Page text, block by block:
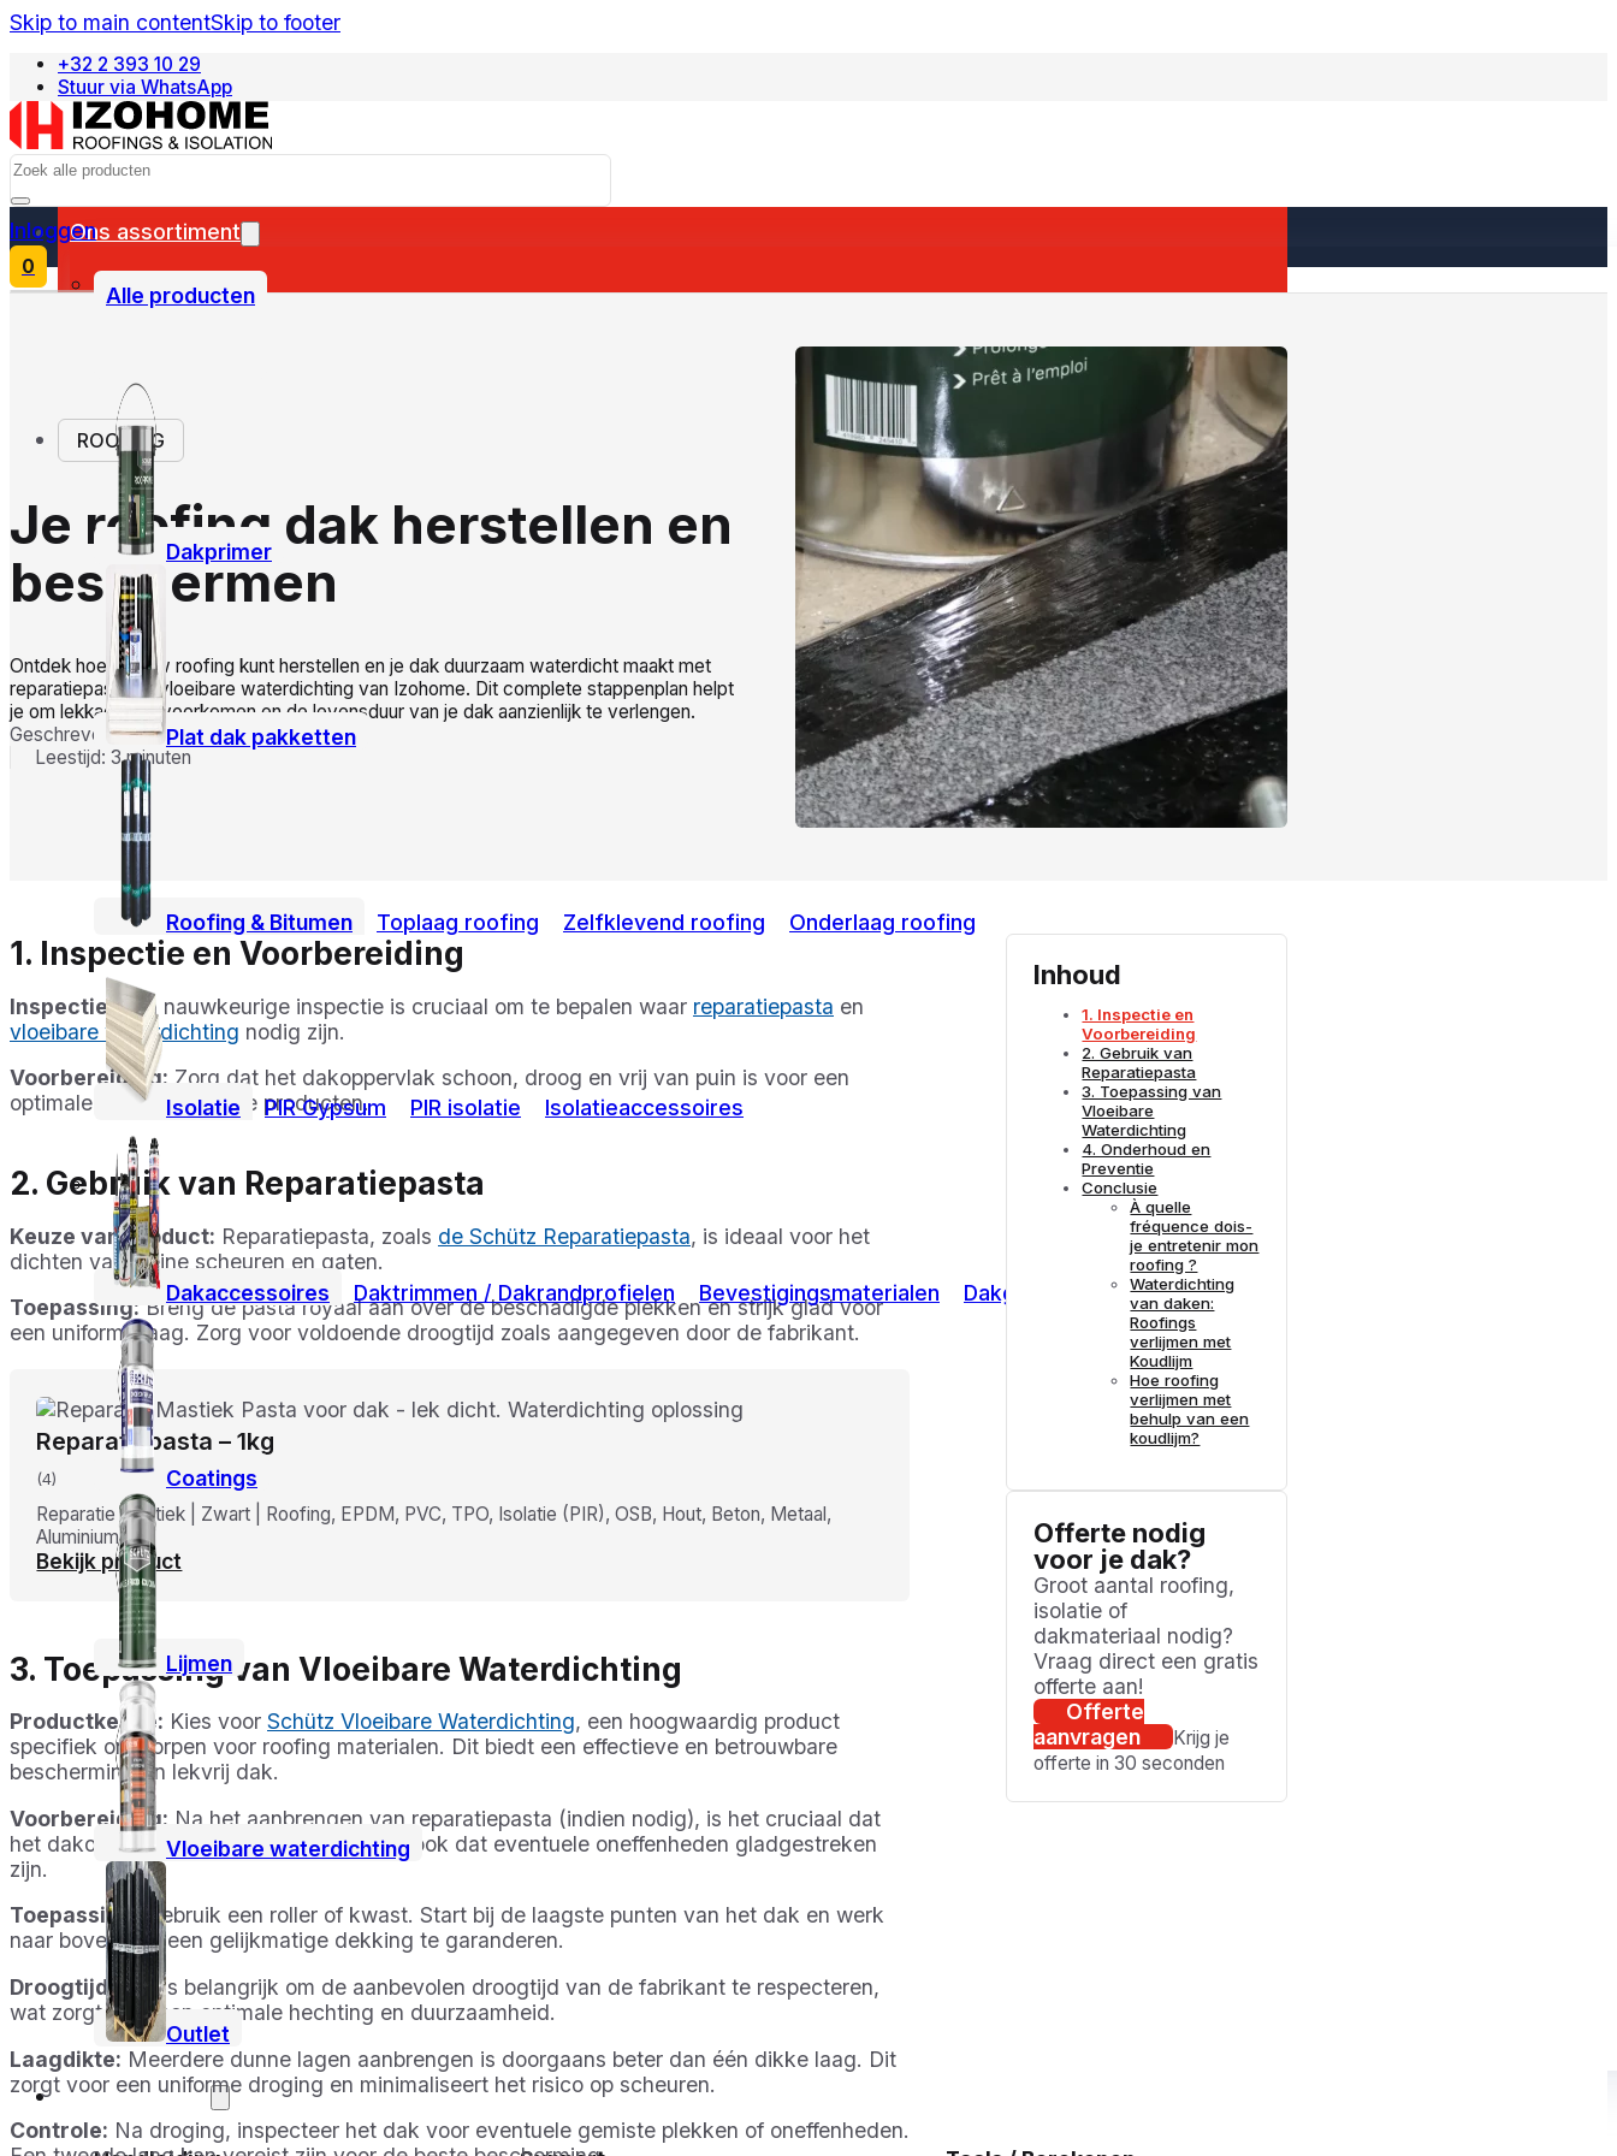
Skip to main contentSkip to footer
+32 2 393 10 29
Stuur via WhatsApp
Français
Search
Inloggen
0
Ons assortiment
Alle producten
Dakprimer
Plat dak pakketten
Roofing & Bitumen Toplaag roofing Zelfklevend roofing Onderlaag roofing
Isolatie PIR Gypsum PIR isolatie Isolatieaccessoires
Dakaccessoires Daktrimmen / Dakrandprofielen Bevestigingsmaterialen Dakgoten Siliconen
Coatings
Lijmen
Vloeibare waterdichting
Outlet
Klantenservice
ROOFING
Je roofing dak herstellen en
beschermen
Ontdek hoe je jouw roofing kunt herstellen en je dak duurzaam waterdicht maakt met
reparatiepasta en vloeibare waterdichting van Izohome. Dit complete stappenplan helpt
je om lekkages te voorkomen en de levensduur van je dak aanzienlijk te verlengen.
Geschreven door: Sofian E.
Leestijd: 3 minuten
1. Inspectie en Voorbereiding
Inspectie:Een nauwkeurige inspectie is cruciaal om te bepalen waar reparatiepasta en
vloeibare waterdichting nodig zijn.
Voorbereiding: Zorg dat het dakoppervlak schoon, droog en vrij van puin is voor een
optimale hechting van de producten.
2. Gebruik van Reparatiepasta
Keuze van Product: Reparatiepasta, zoals de Schütz Reparatiepasta, is ideaal voor het
dichten van kleine scheuren en gaten.
Toepassing: Breng de pasta royaal aan over de beschadigde plekken en strijk glad voor
een uniforme laag. Zorg voor voldoende droogtijd zoals aangegeven door de fabrikant.
Reparatiepasta – 1kg
(4)
Reparatie mastiek | Zwart | Roofing, EPDM, PVC, TPO, Isolatie (PIR), OSB, Hout, Beton, Metaal,
Aluminium, …
Bekijk product
3. Toepassing van Vloeibare Waterdichting
Productkeuze: Kies voor Schütz Vloeibare Waterdichting, een hoogwaardig product
specifiek ontworpen voor roofing materialen. Dit biedt een effectieve en betrouwbare
bescherming en lekvrij dak.
Voorbereiding: Na het aanbrengen van reparatiepasta (indien nodig), is het cruciaal dat
het dakoppervlak volledig droog is. Zorg ook dat eventuele oneffenheden gladgestreken
zijn.
Toepassing:Gebruik een roller of kwast. Start bij de laagste punten van het dak en werk
naar boven, om een gelijkmatige dekking te garanderen.
Droogtijd:Het is belangrijk om de aanbevolen droogtijd van de fabrikant te respecteren,
wat zorgt voor een optimale hechting en duurzaamheid.
Laagdikte: Meerdere dunne lagen aanbrengen is doorgaans beter dan één dikke laag. Dit
zorgt voor een uniforme droging en minimaliseert het risico op scheuren.
Controle: Na droging, inspecteer het dak voor eventuele gemiste plekken of oneffenheden.
Inhoud
1. Inspectie en
Voorbereiding
2. Gebruik van
Reparatiepasta
3. Toepassing van
Vloeibare
Waterdichting
4. Onderhoud en
Preventie
Conclusie
À quelle
fréquence dois-
je entretenir mon
roofing ?
Waterdichting
van daken:
Roofings
verlijmen met
Koudlijm
Hoe roofing
verlijmen met
behulp van een
koudlijm?
Offerte nodig
voor je dak?
Groot aantal roofing,
isolatie of
dakmateriaal nodig?
Vraag direct een gratis
offerte aan!
Offerte
aanvragen
Krijg je
offerte in 30 seconden